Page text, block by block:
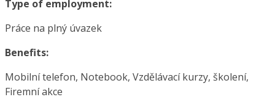
Type of employment:
Práce na plný úvazek
Benefits:
Mobilní telefon, Notebook, Vzdělávací kurzy, školení,
Firemní akce